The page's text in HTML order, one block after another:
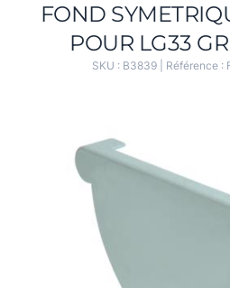
FOND
POUR LG33
SKU : B3839 | Référence :